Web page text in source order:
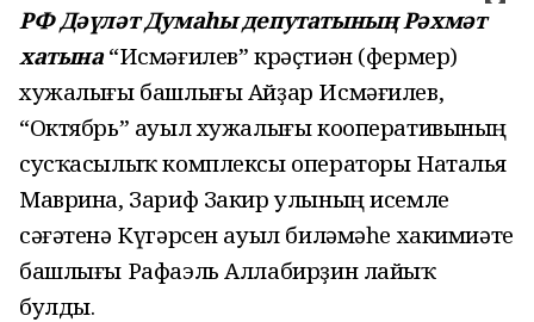
РФ Дәүләт Думаһы депутатының Рәхмәт
хатына“Исмәғилев” крәҫтиән (фермер)
хужалығы башлығы Айҙар Исмәғилев,
“Октябрь” ауыл хужалығы кооперативының
сусҡасылыҡ комплексы операторы Наталья
Маврина, Зариф Закир улының исемле
сәғәтенә Күгәрсен ауыл биләмәһе хакимиәте
башлығы Рафаэль Аллабирҙин лайыҡ
булды.